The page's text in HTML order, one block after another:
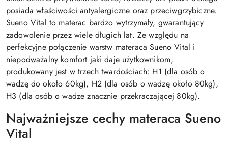
posiada właściwości antyalergiczne oraz przeciwgrzybiczne.
Sueno Vital to materac bardzo wytrzymały, gwarantujący
zadowolenie przez wiele długich lat. Ze względu na
perfekcyjne połączenie warstw materaca Sueno Vital i
niepodważalny komfort jaki daje użytkownikom,
produkowany jest w trzech twardościach: H1 (dla osób o
wadzę do około 60kg), H2 (dla osób o wadzę około 80kg),
H3 (dla osób o wadze znacznie przekraczającej 80kg).
Najważniejsze cechy materaca Sueno
Vital